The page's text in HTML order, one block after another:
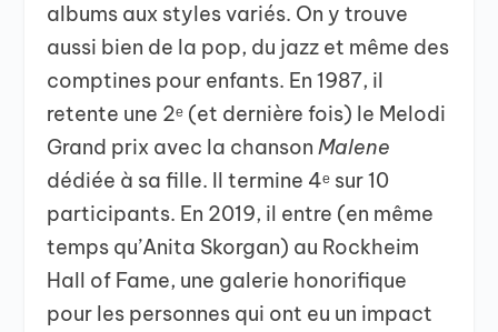
albums aux styles variés. On y trouve
aussi bien de la pop, du jazz et même des
comptines pour enfants. En 1987, il
retente une 2ᵉ (et dernière fois) le Melodi
Grand prix avec la chansonMalene
dédiée à sa fille. Il termine 4ᵉ sur 10
participants. En 2019, il entre (en même
temps qu’Anita Skorgan) au Rockheim
Hall of Fame, une galerie honorifique
pour les personnes qui ont eu un impact